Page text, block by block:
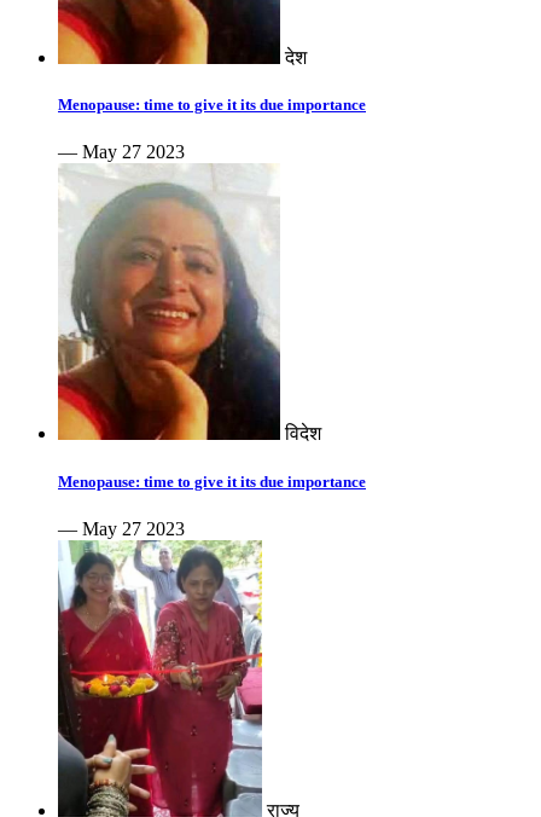
देश
Menopause: time to give it its due importance
— May 27 2023
विदेश
Menopause: time to give it its due importance
— May 27 2023
राज्य